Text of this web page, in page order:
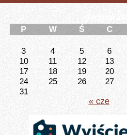
P
W Ś C
3
4 5 6
10
11 12 13
17
18 19 20
24
25 26 27
31
« cze